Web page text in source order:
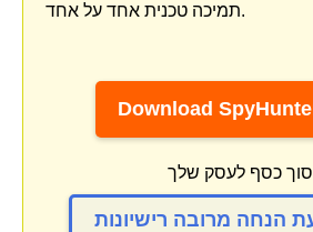
תמיכה טכנית אחד על אחד.
Download
הנחה מרובה רישיונות